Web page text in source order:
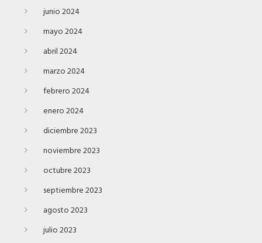
junio 2024
mayo 2024
abril 2024
marzo 2024
febrero 2024
enero 2024
diciembre 2023
noviembre 2023
octubre 2023
septiembre 2023
agosto 2023
julio 2023